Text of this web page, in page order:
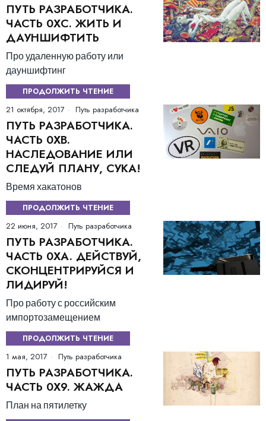
ПУТЬ РАЗРАБОТЧИКА.
ЧАСТЬ 0ХC. ЖИТЬ И
ДАУНШИФТИТЬ
Про удаленную работу или
дауншифтинг
ПРОДОЛЖИТЬ ЧТЕНИЕ
21 октября, 2017 Путь разработчика
ПУТЬ РАЗРАБОТЧИКА.
ЧАСТЬ 0ХB.
НАСЛЕДОВАНИЕ ИЛИ
СЛЕДУЙ ПЛАНУ, СУКА!
Время хакатонов
ПРОДОЛЖИТЬ ЧТЕНИЕ
22 июня, 2017 Путь разработчика
ПУТЬ РАЗРАБОТЧИКА.
ЧАСТЬ 0ХA. ДЕЙСТВУЙ,
СКОНЦЕНТРИРУЙСЯ И
ЛИДИРУЙ!
Про работу с российским
импортозамещением
ПРОДОЛЖИТЬ ЧТЕНИЕ
1 мая, 2017 Путь разработчика
ПУТЬ РАЗРАБОТЧИКА.
ЧАСТЬ 0Х9. ЖАЖДА
План на пятилетку